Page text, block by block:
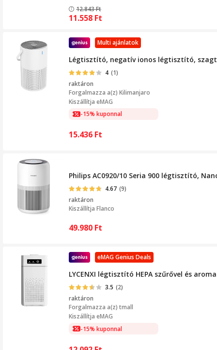
12.843Ft
11.558 Ft
Multi ajánlatok
Légtisztító, negatív ionos légtisztító,
4 (1)
raktáron
Forgalmazza a(z) Kilimanjaro
Kiszállítja eMAG
-15% kuponnal
15.436 Ft
Philips AC0920/10 Seria 900 légtisztító,
4.67 (9)
raktáron
Kiszállítja Flanco
49.980 Ft
eMAG Genius Deals
LYCENXI légtisztító HEPA szűrővel és
3.5 (2)
raktáron
Forgalmazza a(z) tmall
Kiszállítja eMAG
-15% kuponnal